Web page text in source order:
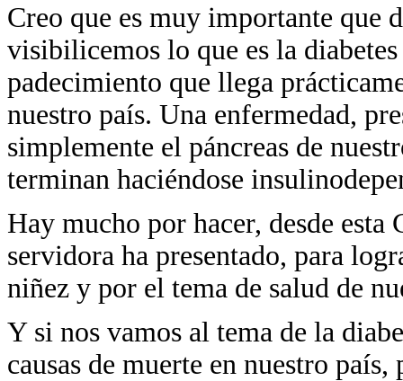
Creo que es muy importante que
visibilicemos lo que es la
padecimiento que llega
nuestro país. Una enfermedad,
simplemente el páncreas de
terminan haciéndose
Hay mucho por hacer, desde
servidora ha presentado, para
niñez y por el tema de salud de
Y si nos vamos al tema de la
causas de muerte en nuestro país,